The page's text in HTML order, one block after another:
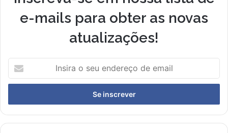
e-mails para obter as novas
atualizações!
seu
de
email